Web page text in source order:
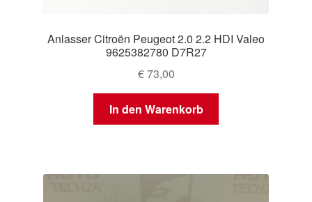
Anlasser Citroën Peugeot 2.0 2.2 HDI Valeo
9625382780 D7R27
€73,00
In den Warenkorb